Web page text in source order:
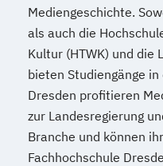
Mediengeschichte.
als auch die
Kultur (HTWK) und die
bieten Studiengänge
Dresden profitieren
zur Landesregierung
Branche und können
Fachhochschule